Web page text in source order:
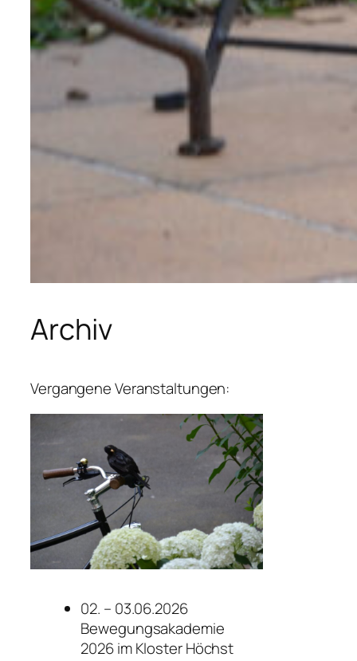
Archiv
Vergangene Veranstaltungen:
02. – 03.06.2026
Bewegungsakademie
2026 im Kloster Höchst